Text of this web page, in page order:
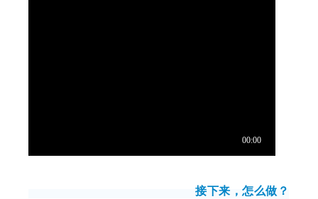
接下来，怎么做？